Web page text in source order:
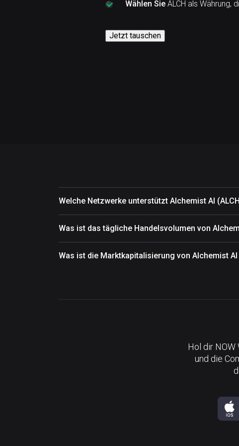
Wählen Sie ALCH als Währung,
Jetzt tauschen
Welche Netzwerke unterstützt Alchemist AI
Was ist das tägliche Handelsvolumen von
Was ist die Marktkapitalisierung von Alchemist AI
Hol dir NOW
und die